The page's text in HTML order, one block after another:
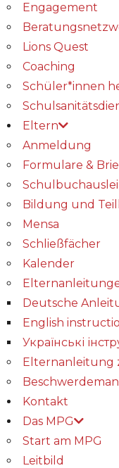
Engagement
Lions Quest
Coaching
Schüler*innen
Eltern
Anmeldung
Formulare &
Bildung und
Mensa
Schließfächer
Kalender
Deutsche
English
Українські
Elternanleitung
Kontakt
Das MPG
Start am MPG
Leitbild